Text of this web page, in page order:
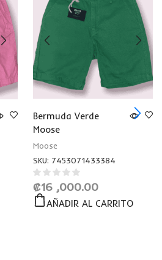
Bermuda Verde
Moose
Moose
SKU: 7453071433384
₡16 ,000.00
AÑADIR AL CARRITO